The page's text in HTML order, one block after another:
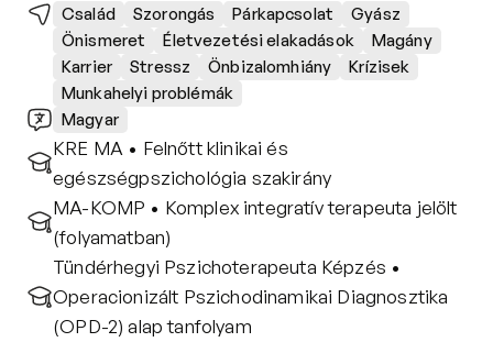
Család Szorongás Párkapcsolat
Gyász
Önismeret
Életvezetési elakadások
Magány
Karrier
Stressz Önbizalomhiány
Krízisek
Munkahelyi problémák
Magyar
KRE MA • Felnőtt klinikai és
egészségpszichológia szakirány
MA-KOMP • Komplex integratív terapeuta jelölt
(folyamatban)
Tündérhegyi Pszichoterapeuta Képzés •
Operacionizált Pszichodinamikai Diagnosztika
(OPD-2) alap tanfolyam